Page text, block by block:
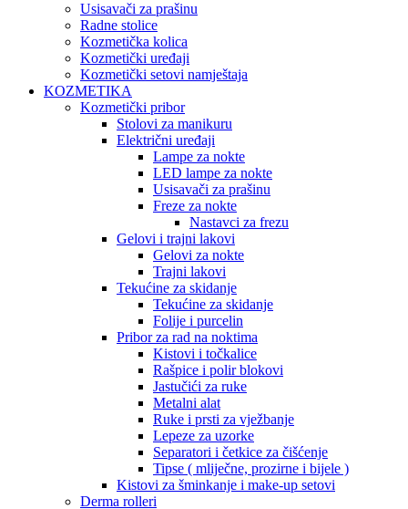
Usisavači za prašinu
Radne stolice
Kozmetička kolica
Kozmetički uređaji
Kozmetički setovi namještaja
KOZMETIKA
Kozmetički pribor
Stolovi za manikuru
Električni uređaji
Lampe za nokte
LED lampe za nokte
Usisavači za prašinu
Freze za nokte
Nastavci za frezu
Gelovi i trajni lakovi
Gelovi za nokte
Trajni lakovi
Tekućine za skidanje
Tekućine za skidanje
Folije i purcelin
Pribor za rad na noktima
Kistovi i točkalice
Rašpice i polir blokovi
Jastučići za ruke
Metalni alat
Ruke i prsti za vježbanje
Lepeze za uzorke
Separatori i četkice za čišćenje
Tipse ( mliječne, prozirne i bijele )
Kistovi za šminkanje i make-up setovi
Derma rolleri